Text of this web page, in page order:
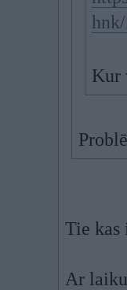
Kur
Tie kas
Ar